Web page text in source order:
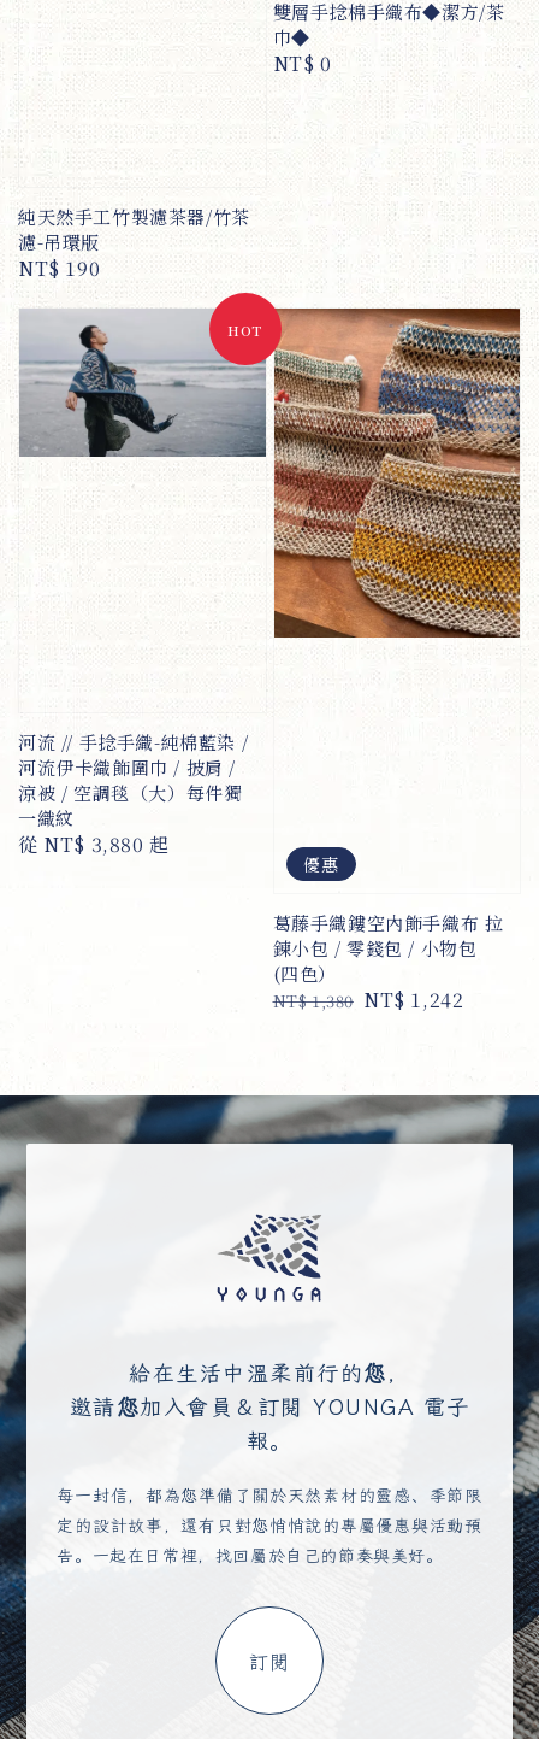
純天然手工竹製濾茶器/竹茶
濾-吊環版
Regular
price
NT$ 190
雙層手捻棉手織布◆潔方/茶
巾◆
Regular
price
NT$ 0
HOT
河流 // 手捻手織-純棉藍染 /
河流伊卡織飾圍巾 / 披肩 /
涼被 / 空調毯（大）每件獨
一織紋
Regular
從 NT$ 3,880 起
優惠
葛藤手織鏤空內飾手織布 拉
鍊小包 / 零錢包 / 小物包
(四色）
Regular
NT$ 1,380 Sale
NT$ 1,242
給在生活中溫柔前行的您，
邀請您加入會員＆訂閱 YOUNGA 電子
報。
每一封信，都為您準備了關於天然素材的靈感、季節限
定的設計故事，還有只對您悄悄說的專屬優惠與活動預
告。一起在日常裡，找回屬於自己的節奏與美好。
訂閱